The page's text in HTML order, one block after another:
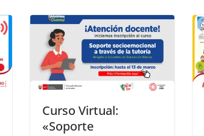
Curso Virtual:
«Soporte